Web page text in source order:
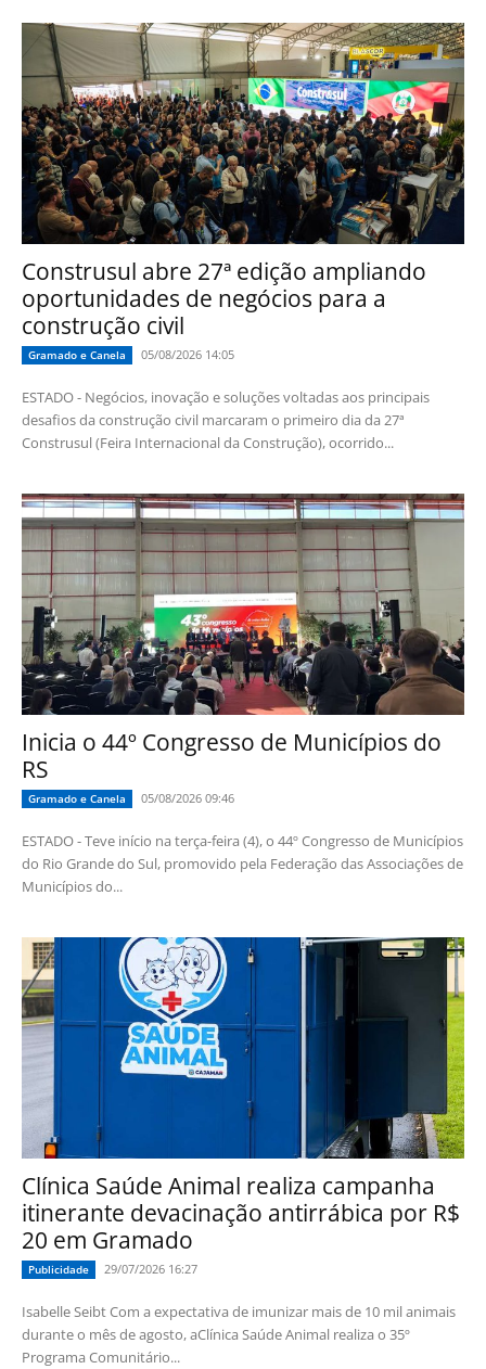
Construsul abre 27ª edição ampliando
oportunidades de negócios para a
construção civil
Gramado e Canela 05/08/2026 14:05
ESTADO - Negócios, inovação e soluções voltadas aos principais
desafios da construção civil marcaram o primeiro dia da 27ª
Construsul (Feira Internacional da Construção), ocorrido...
Inicia o 44º Congresso de Municípios do
RS
Gramado e Canela 05/08/2026 09:46
ESTADO - Teve início na terça-feira (4), o 44º Congresso de Municípios
do Rio Grande do Sul, promovido pela Federação das Associações de
Municípios do...
Clínica Saúde Animal realiza campanha
itinerante devacinação antirrábica por R$
20 em Gramado
Publicidade 29/07/2026 16:27
Isabelle Seibt Com a expectativa de imunizar mais de 10 mil animais
durante o mês de agosto, aClínica Saúde Animal realiza o 35º
Programa Comunitário...